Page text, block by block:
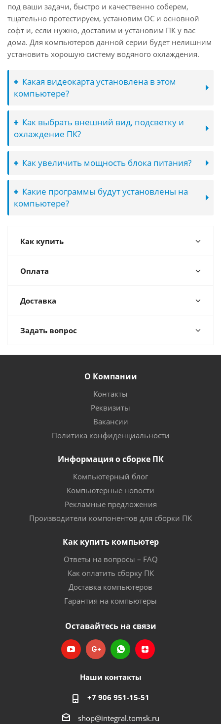
под ваши задачи, быстро и качественно соберем,
тщательно протестируем, установим ОС и основной
софт и, если нужно, доставим и установим ПК у вас
дома. Для компьютеров данной серии будет нелишним
установить хорошую систему водяного охлаждения.
Какая видеокарта установлена в этом
компьютере?
Как выбрать внешний вид, подсветку и
охлаждение ПК?
Как увеличить мощность блока питания?
Какие программы будут установлены на
компьютере?
Как купить
Оплата
Доставка
Задать вопрос
О Компании
Контакты
Реквизиты
Вакансии
Политика конфиденциальности
Информация о сборке ПК
Компьютерный блог
Компьютерные новости
Рекламные предложения
Производители компонентов для сборки ПК
Как купить компьютер
Ответы на вопросы – FAQ
Как оплатить сборку ПК
Доставка компьютеров
Гарантия на компьютеры
Оставайтесь на связи
Наши контакты
+7 906 951-15-51
shop@integral.tomsk.ru